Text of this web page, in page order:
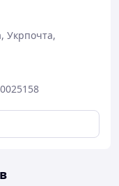
Укрпочта,